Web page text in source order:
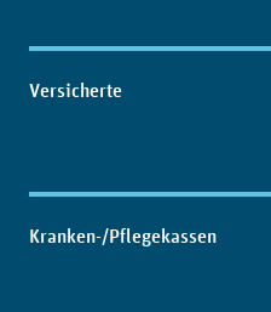
Inhaltsübersicht
Versicherte
Kranken-/Pflegekassen